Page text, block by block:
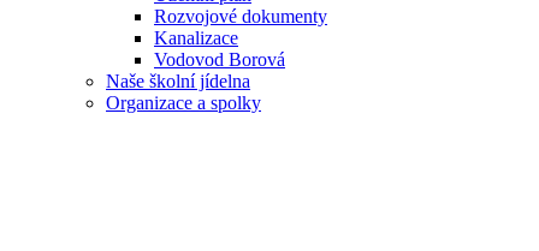
Rozvojové dokumenty
Kanalizace
Vodovod Borová
Naše školní jídelna
Organizace a spolky